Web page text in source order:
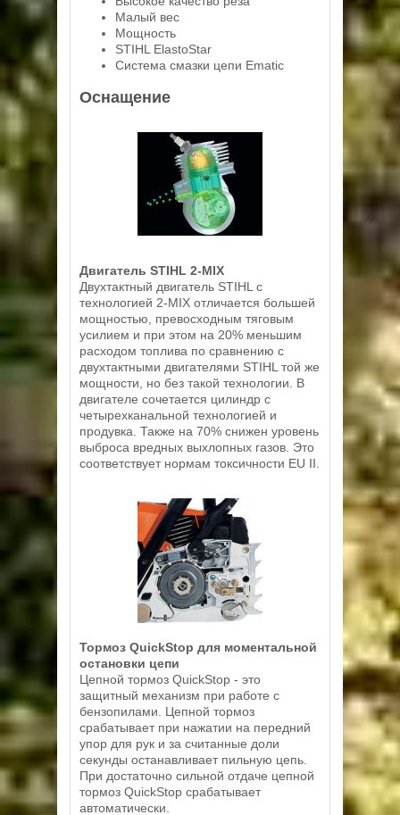
Малый вес
Мощность
STIHL ElastoStar
Система смазки цепи Ematic
Оснащение
Двигатель STIHL 2-MIX
Двухтактный двигатель STIHL с
технологией 2-MIX отличается большей
мощностью, превосходным тяговым
усилием и при этом на 20% меньшим
расходом топлива по сравнению с
двухтактными двигателями STIHL той же
мощности, но без такой технологии. В
двигателе сочетается цилиндр с
четырехканальной технологией и
продувка. Также на 70% снижен уровень
выброса вредных выхлопных газов. Это
соответствует нормам токсичности EU II.
Тормоз QuickStop для моментальной
остановки цепи
Цепной тормоз QuickStop - это
защитный механизм при работе с
бензопилами. Цепной тормоз
срабатывает при нажатии на передний
упор для рук и за считанные доли
секунды останавливает пильную цепь.
При достаточно сильной отдаче цепной
тормоз QuickStop срабатывает
автоматически.